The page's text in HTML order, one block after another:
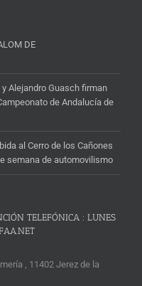
DE
Alejandro Guasch firman
de Andalucía de
al Cerro de los Cañones
semana de automovilismo
TELEFÓNICA : LUNES
, 11402 Jerez de la